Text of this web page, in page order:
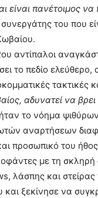
είναι πανέτοιμος
του που
αντίπαλοι
το πεδίο
αδυνατεί να
το νόημα
αναρτήσεων
προσωπικό του
με τη σκληρή
λάσπης και
και ξεκίνησε να